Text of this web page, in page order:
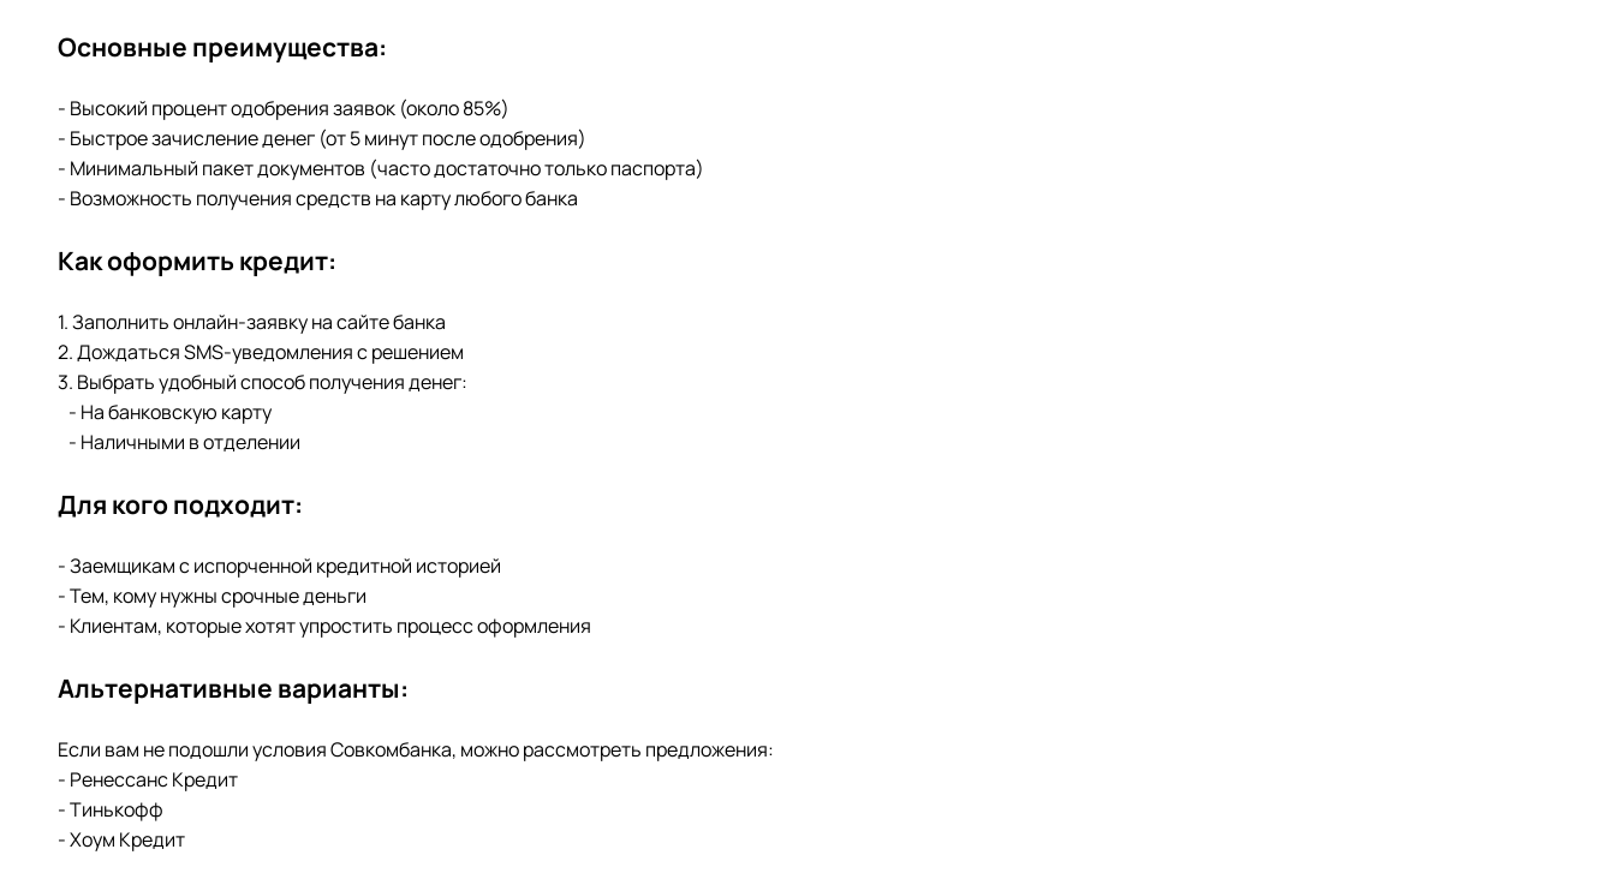
Основные преимущества:
- Высокий процент одобрения заявок (около 85%)
- Быстрое зачисление денег (от 5 минут после одобрения)
- Минимальный пакет документов (часто достаточно только паспорта)
- Возможность получения средств на карту любого банка
Как оформить кредит:
1. Заполнить онлайн-заявку на сайте банка
2. Дождаться SMS-уведомления с решением
3. Выбрать удобный способ получения денег:
- На банковскую карту
- Наличными в отделении
Для кого подходит:
- Заемщикам с испорченной кредитной историей
- Тем, кому нужны срочные деньги
- Клиентам, которые хотят упростить процесс оформления
Альтернативные варианты:
Если вам не подошли условия Совкомбанка, можно рассмотреть предложения:
- Ренессанс Кредит
- Тинькофф
- Хоум Кредит